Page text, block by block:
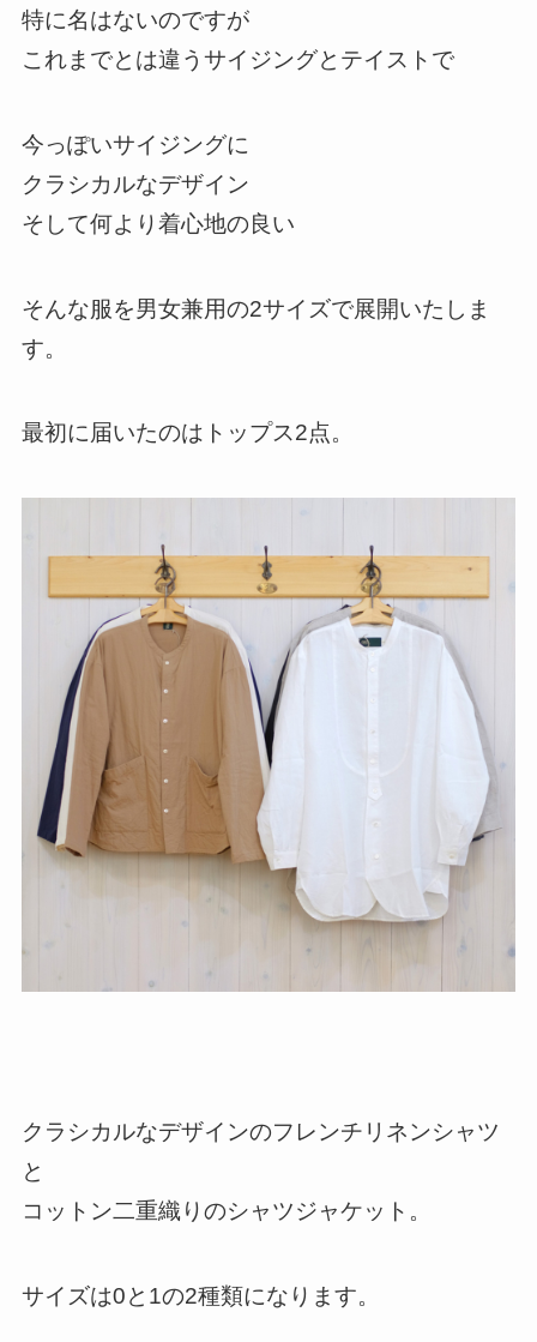
特に名はないのですが
これまでとは違うサイジングとテイストで
今っぽいサイジングに
クラシカルなデザイン
そして何より着心地の良い
そんな服を男女兼用の2サイズで展開いたしま
す。
最初に届いたのはトップス2点。
クラシカルなデザインのフレンチリネンシャツ
と
コットン二重織りのシャツジャケット。
サイズは0と1の2種類になります。